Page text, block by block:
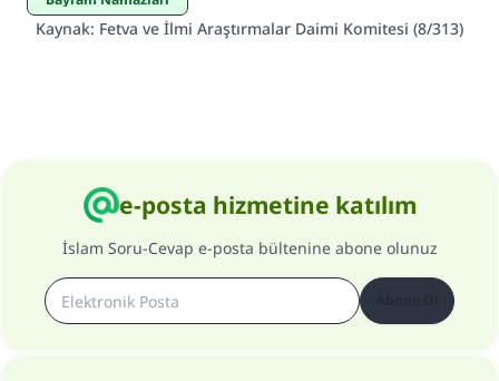
Kaynak: Fetva ve İlmi Araştırmalar Daimi Komitesi (8/313)
e-posta hizmetine katılım
İslam Soru-Cevap e-posta bültenine abone olunuz